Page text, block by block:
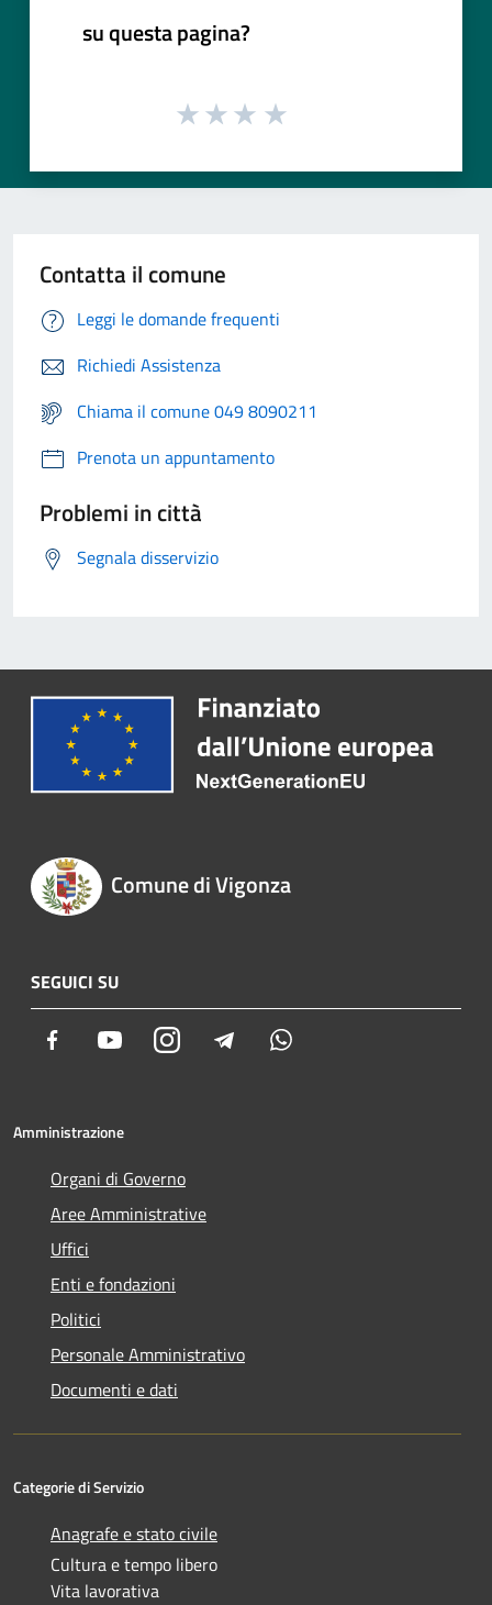
su questa pagina?
Contatta il comune
Leggi le domande frequenti
Richiedi Assistenza
Chiama il comune 049 8090211
Prenota un appuntamento
Problemi in città
Segnala disservizio
Comune di Vigonza
SEGUICI SU
Facebook YoutubeInstagram Telegram
Amministrazione
Organi di Governo
Aree Amministrative
Uffici
Enti e fondazioni
Politici
Personale Amministrativo
Documenti e dati
Categorie di Servizio
Anagrafe e stato civile
Cultura e tempo libero
Vita lavorativa